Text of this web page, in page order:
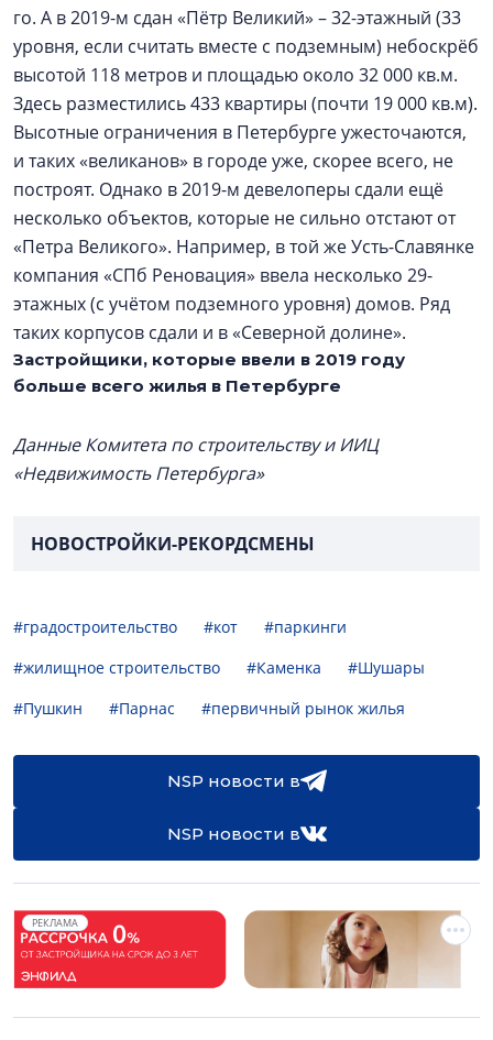
го. А в 2019-м сдан «Пётр Великий» – 32-этажный (33
уровня, если считать вместе с подземным) небоскрёб
высотой 118 метров и площадью около 32 000 кв.м.
Здесь разместились 433 квартиры (почти 19 000 кв.м).
Высотные ограничения в Петербурге ужесточаются,
и таких «великанов» в городе уже, скорее всего, не
построят. Однако в 2019-м девелоперы сдали ещё
несколько объектов, которые не сильно отстают от
«Петра Великого». Например, в той же Усть-Славянке
компания «СПб Реновация» ввела несколько 29-
этажных (с учётом подземного уровня) домов. Ряд
таких корпусов сдали и в «Северной долине».
Застройщики, которые ввели в 2019 году
больше всего жилья в Петербурге
Данные Комитета по строительству и ИИЦ
«Недвижимость Петербурга»
НОВОСТРОЙКИ-РЕКОРДСМЕНЫ
#градостроительство #кот
#паркинги
#жилищное строительство
#Каменка
#Шушары
#Пушкин
#Парнас #первичный рынок жилья
NSP новости в
NSP новости в
РЕКЛАМА